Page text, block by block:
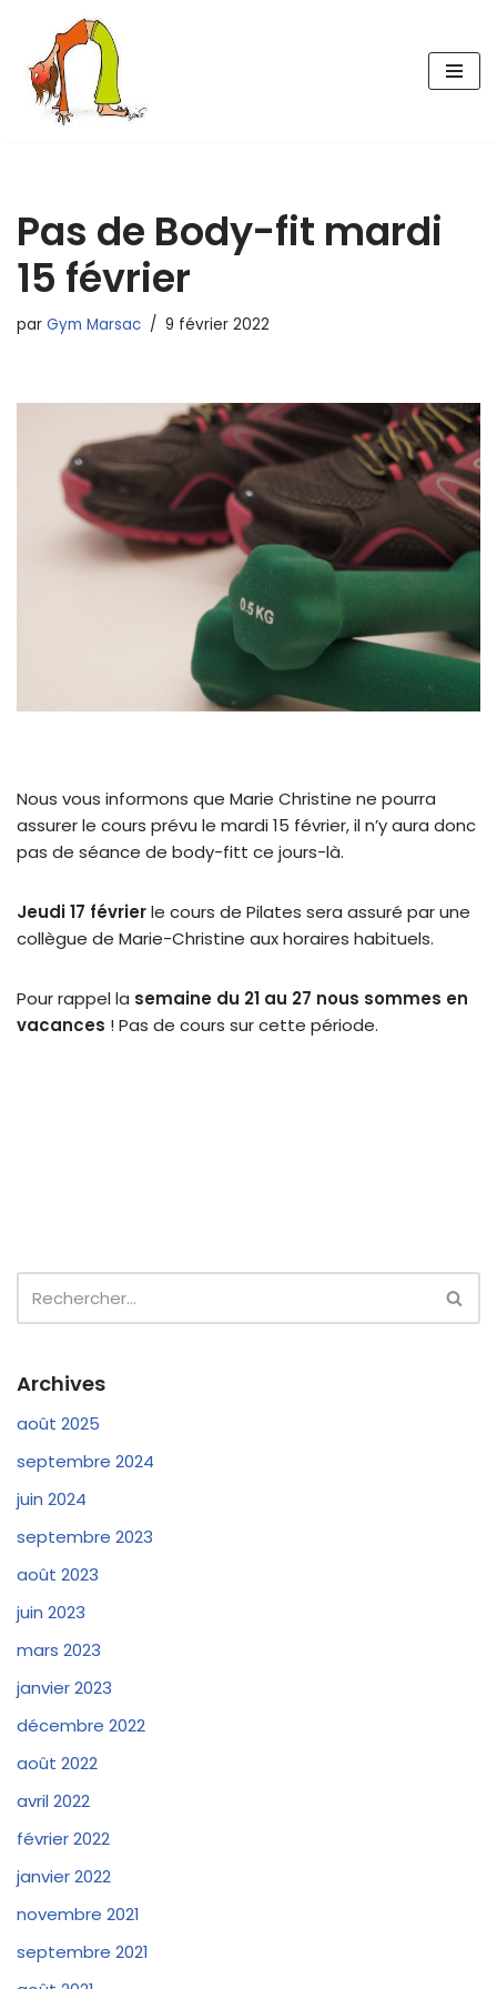
Aller
au
contenu
Pas de Body-fit mardi
15 février
par Gym Marsac 9 février 2022
Nous vous informons que Marie Christine ne pourra
assurer le cours prévu le mardi 15 février, il n’y aura donc
pas de séance de body-fitt ce jours-là.
Jeudi 17 févrierle cours de Pilates sera assuré par une
collègue de Marie-Christine aux horaires habituels.
Pour rappel la semaine du 21 au 27 nous sommes en
vacances ! Pas de cours sur cette période.
Archives
août 2025
septembre 2024
juin 2024
septembre 2023
août 2023
juin 2023
mars 2023
janvier 2023
décembre 2022
août 2022
avril 2022
février 2022
janvier 2022
novembre 2021
septembre 2021